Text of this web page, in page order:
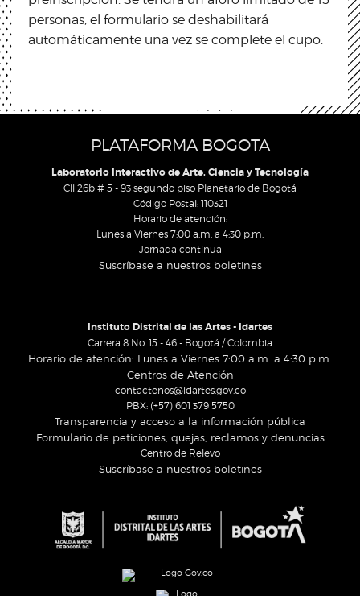
personas, el formulario se deshabilitará
automáticamente una vez se complete el cupo.
PLATAFORMA BOGOTA
Laboratorio Interactivo de Arte, Ciencia y Tecnología
Cll 26b # 5 - 93 segundo piso Planetario de Bogotá
Código Postal: 110321
Horario de atención:
Lunes a Viernes 7:00 a.m. a 4:30 p.m.
Jornada continua
Suscríbase a nuestros boletines
Instituto Distrital de las Artes - Idartes
Carrera 8 No. 15 - 46 - Bogotá / Colombia
Horario de atención: Lunes a Viernes 7:00 a.m. a 4:30 p.m.
Centros de Atención
contactenos@idartes.gov.co
PBX: (+57) 601 379 5750
Transparencia y acceso a la información pública
Formulario de peticiones, quejas, reclamos y denuncias
Centro de Relevo
Suscríbase a nuestros boletines